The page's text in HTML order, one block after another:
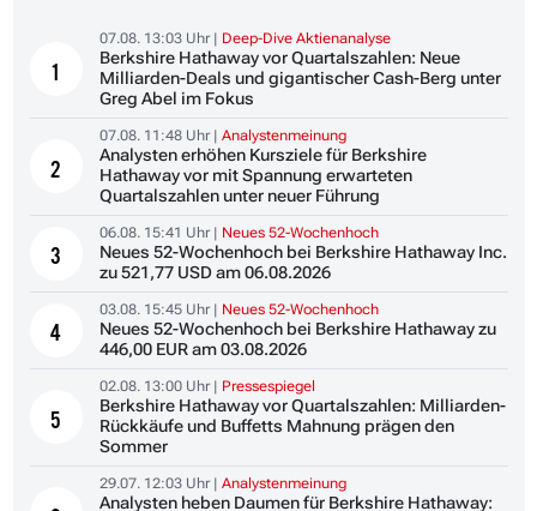
1
07.08. 13:03 Uhr | Deep-Dive Aktienanalyse
Berkshire Hathaway vor Quartalszahlen: Neue
Milliarden-Deals und gigantischer Cash-Berg unter
Greg Abel im Fokus
2
07.08. 11:48 Uhr |Analystenmeinung
Analysten erhöhen Kursziele für Berkshire
Hathaway vor mit Spannung erwarteten
Quartalszahlen unter neuer Führung
3
06.08. 15:41 Uhr | Neues 52-Wochenhoch
Neues 52-Wochenhoch bei Berkshire Hathaway Inc.
zu 521,77 USD am 06.08.2026
4
03.08. 15:45 Uhr | Neues 52-Wochenhoch
Neues 52-Wochenhoch bei Berkshire Hathaway zu
446,00 EUR am 03.08.2026
5
02.08. 13:00 Uhr | Pressespiegel
Berkshire Hathaway vor Quartalszahlen: Milliarden-
Rückkäufe und Buffetts Mahnung prägen den
Sommer
29.07. 12:03 Uhr |Analystenmeinung
Analysten heben Daumen für Berkshire Hathaway: